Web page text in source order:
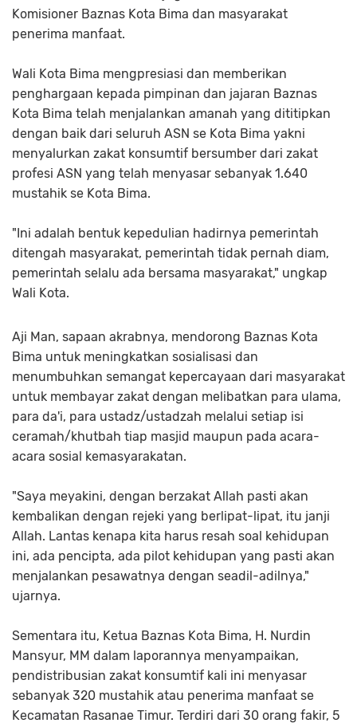
Komisioner Baznas Kota Bima dan masyarakat
penerima manfaat.
Wali Kota Bima mengpresiasi dan memberikan
penghargaan kepada pimpinan dan jajaran Baznas
Kota Bima telah menjalankan amanah yang dititipkan
dengan baik dari seluruh ASN se Kota Bima yakni
menyalurkan zakat konsumtif bersumber dari zakat
profesi ASN yang telah menyasar sebanyak 1.640
mustahik se Kota Bima.
"Ini adalah bentuk kepedulian hadirnya pemerintah
ditengah masyarakat, pemerintah tidak pernah diam,
pemerintah selalu ada bersama masyarakat," ungkap
Wali Kota.
Aji Man, sapaan akrabnya, mendorong Baznas Kota
Bima untuk meningkatkan sosialisasi dan
menumbuhkan semangat kepercayaan dari masyarakat
untuk membayar zakat dengan melibatkan para ulama,
para da'i, para ustadz/ustadzah melalui setiap isi
ceramah/khutbah tiap masjid maupun pada acara-
acara sosial kemasyarakatan.
"Saya meyakini, dengan berzakat Allah pasti akan
kembalikan dengan rejeki yang berlipat-lipat, itu janji
Allah. Lantas kenapa kita harus resah soal kehidupan
ini, ada pencipta, ada pilot kehidupan yang pasti akan
menjalankan pesawatnya dengan seadil-adilnya,"
ujarnya.
Sementara itu, Ketua Baznas Kota Bima, H. Nurdin
Mansyur, MM dalam laporannya menyampaikan,
pendistribusian zakat konsumtif kali ini menyasar
sebanyak 320 mustahik atau penerima manfaat se
Kecamatan Rasanae Timur. Terdiri dari 30 orang fakir, 5